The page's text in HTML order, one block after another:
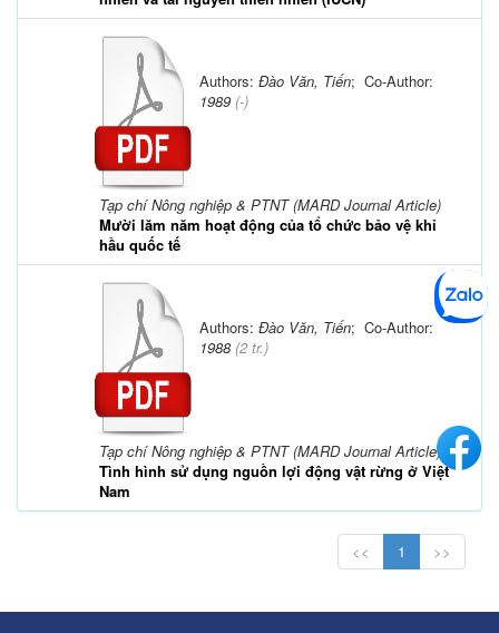
Tạp chí Nông nghiệp & PTNT (MARD Journal Article)
Mười lăm năm hoạt động của tổ chức bảo vệ khỉ
hầu quốc tế
Authors: Đào Văn, Tiến; Co-Author:
1989 (-)
Tạp chí Nông nghiệp & PTNT (MARD Journal Article)
Tình hình sử dụng nguồn lợi động vật rừng ở Việt
Nam
Authors: Đào Văn, Tiến; Co-Author:
1988 (2 tr.)
<< 1 >>